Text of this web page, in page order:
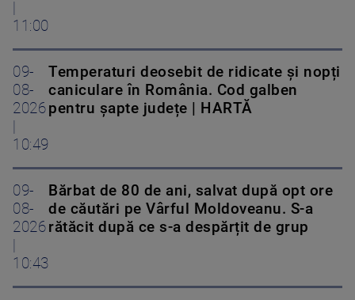
11:00
09-
08-
2026
10:49
Temperaturi deosebit de ridicate și nopți
caniculare în România. Cod galben
pentru șapte județe | HARTĂ
09-
08-
2026
10:43
Bărbat de 80 de ani, salvat după opt ore
de căutări pe Vârful Moldoveanu. S-a
rătăcit după ce s-a despărțit de grup